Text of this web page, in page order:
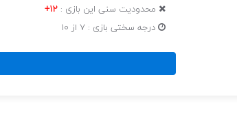
محدودیت سنی این بازی : 12+
درجه سختی بازی : 7 از 10